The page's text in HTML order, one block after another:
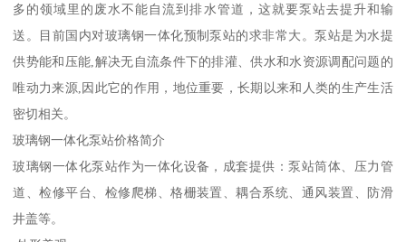
多的领域里的废水不能自流到排水管道，这就要泵站去提升和输
送。目前国内对玻璃钢一体化预制泵站的求非常大。泵站是为水提
供势能和压能,解决无自流条件下的排灌、供水和水资源调配问题的
唯动力来源,因此它的作用，地位重要，长期以来和人类的生产生活
密切相关。
玻璃钢一体化泵站价格简介
玻璃钢一体化泵站作为一体化设备，成套提供：泵站筒体、压力管
道、检修平台、检修爬梯、格栅装置、耦合系统、通风装置、防滑
井盖等。